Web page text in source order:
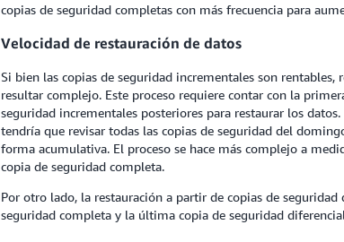
copias de seguridad completas con más frecuencia para
Velocidad de restauración de datos
Si bien las copias de seguridad incrementales son
resultar complejo. Este proceso requiere contar con la
seguridad incrementales posteriores para restaurar los
tendría que revisar todas las copias de seguridad del
forma acumulativa. El proceso se hace más complejo a
copia de seguridad completa.
Por otro lado, la restauración a partir de copias de
seguridad completa y la última copia de seguridad